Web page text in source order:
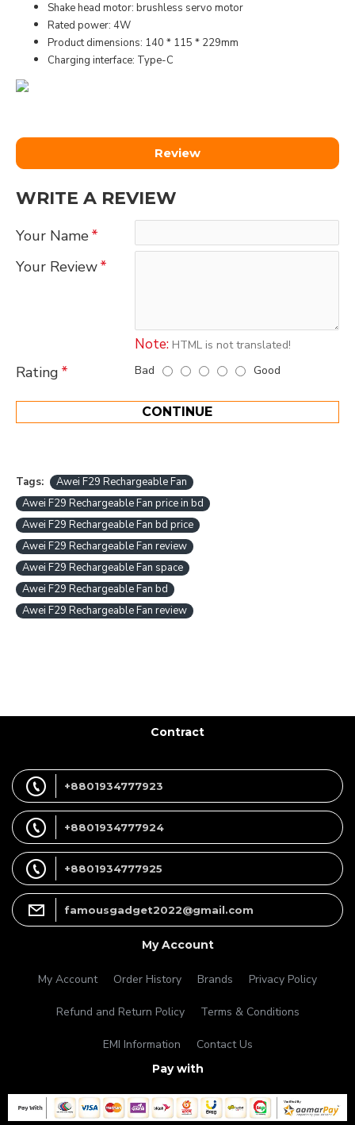
Shake head motor: brushless servo motor
Rated power: 4W
Product dimensions: 140 * 115 * 229mm
Charging interface: Type-C
Review
WRITE A REVIEW
Your Name
Your Review
Note: HTML is not translated!
Rating Bad Good
CONTINUE
Tags:
Awei F29 Rechargeable Fan
Awei F29 Rechargeable Fan price in bd
Awei F29 Rechargeable Fan bd price
Awei F29 Rechargeable Fan review
Awei F29 Rechargeable Fan space
Awei F29 Rechargeable Fan bd
Awei F29 Rechargeable Fan review
Contract
+8801934777923
+8801934777924
+8801934777925
famousgadget2022@gmail.com
My Account
My Account Order History Brands Privacy Policy
Refund and Return Policy Terms & Conditions
EMI Information Contact Us
Pay with